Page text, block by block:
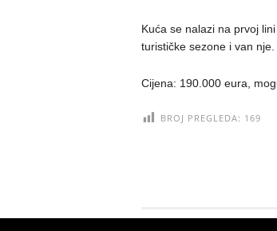
Kuća se nalazi na prvoj
turističke sezone i van
Cijena: 190.000 eura,
BROJ PREGLEDA: 169